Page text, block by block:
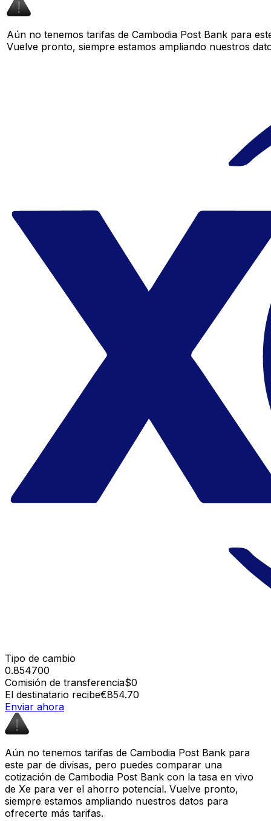
Aún no tenemos tarifas de Cambodia Post Bank para
Vuelve pronto, siempre estamos ampliando nuestros
Tipo de cambio
0.854700
Comisión de transferencia$0
El destinatario recibe€854.70
Enviar ahora
Aún no tenemos tarifas de Cambodia Post Bank para
este par de divisas, pero puedes comparar una
cotización de Cambodia Post Bank con la tasa en vivo
de Xe para ver el ahorro potencial. Vuelve pronto,
siempre estamos ampliando nuestros datos para
ofrecerte más tarifas.